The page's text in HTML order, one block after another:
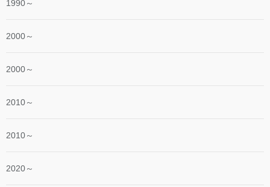
1990～
2000～
2000～
2010～
2010～
2020～